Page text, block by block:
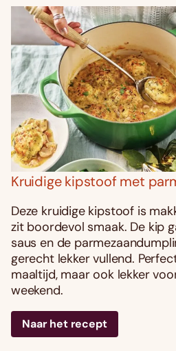
Kruidige kipstoof met
Deze kruidige kipstoof is
zit boordevol smaak. De kip
saus en de
gerecht lekker vullend.
maaltijd, maar ook lekker
weekend.
Naar het recept